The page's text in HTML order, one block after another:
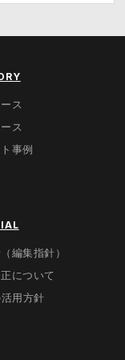
ス
ス
事例
編集指針）
について
用方針